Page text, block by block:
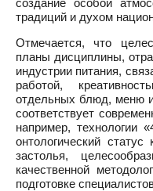
традиций и духом
Отмечается, что
планы дисциплины,
индустрии питания,
работой,
отдельных блюд, меню
соответствует
например, технологии
онтологический
застолья,
качественной
подготовке